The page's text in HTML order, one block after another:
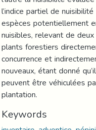
l’indice partiel de
espèces potentiellement
nuisibles, relevant de
plants forestiers
concurrence et
nouveaux, étant donné
peuvent être véhiculées
plantation.
Keywords